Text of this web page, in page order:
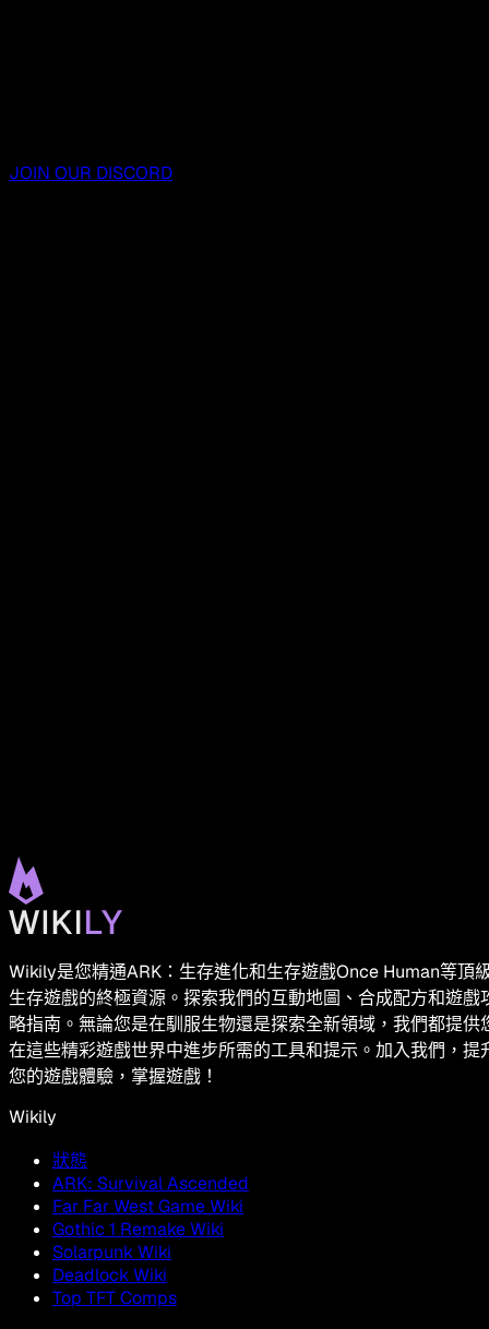
JOIN OUR DISCORD
Wikily是您精通ARK：生存進化和生存遊戲Once Human等頂
生存遊戲的終極資源。探索我們的互動地圖、合成配方和遊戲
略指南。無論您是在馴服生物還是探索全新領域，我們都提供
在這些精彩遊戲世界中進步所需的工具和提示。加入我們，提
您的遊戲體驗，掌握遊戲！
Wikily
狀態
ARK: Survival Ascended
Far Far West Game Wiki
Gothic 1 Remake Wiki
Solarpunk Wiki
Deadlock Wiki
Top TFT Comps